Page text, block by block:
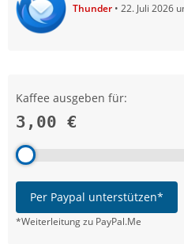
Thunder 22. Juli 2026
Kaffee ausgeben für:
3,00 €
Per Paypal unterstützen*
*Weiterleitung zu PayPal.Me